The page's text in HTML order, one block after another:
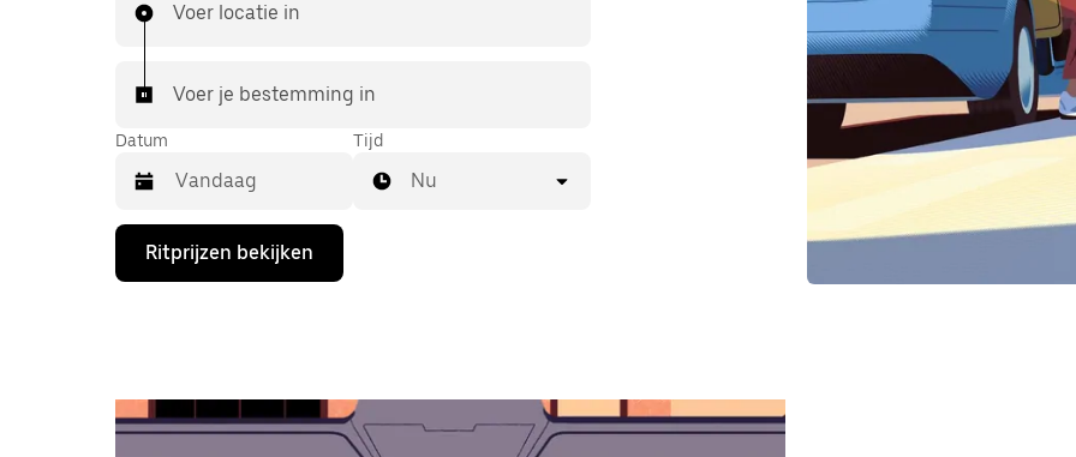
Voer locatie in
Voer je bestemming in
Datum
Druk
de
te
openen
Tijd
Nu
Ritprijzen bekijken